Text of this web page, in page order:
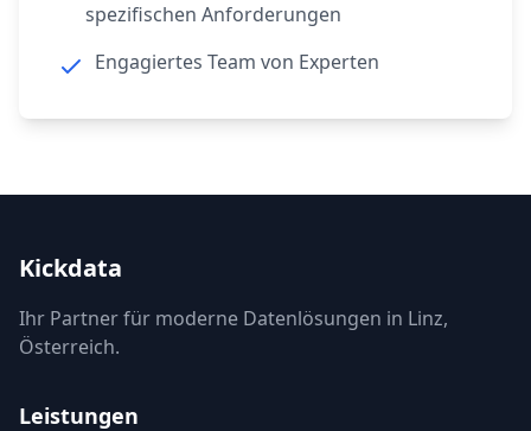
spezifischen Anforderungen
Engagiertes Team von Experten
Kickdata
Ihr Partner für moderne Datenlösungen in Linz,
Österreich.
Leistungen